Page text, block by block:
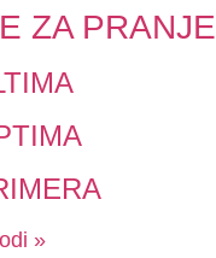
ZA PRANJE
»